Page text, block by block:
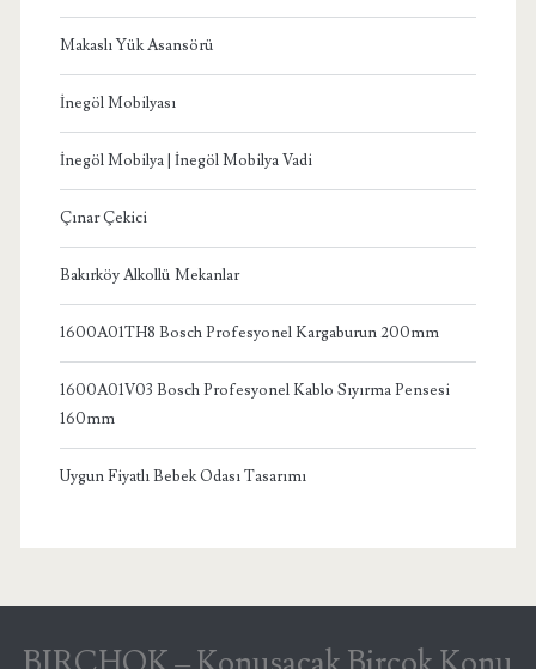
Makaslı Yük Asansörü
İnegöl Mobilyası
İnegöl Mobilya | İnegöl Mobilya Vadi
Çınar Çekici
Bakırköy Alkollü Mekanlar
1600A01TH8 Bosch Profesyonel Kargaburun 200mm
1600A01V03 Bosch Profesyonel Kablo Sıyırma Pensesi
160mm
Uygun Fiyatlı Bebek Odası Tasarımı